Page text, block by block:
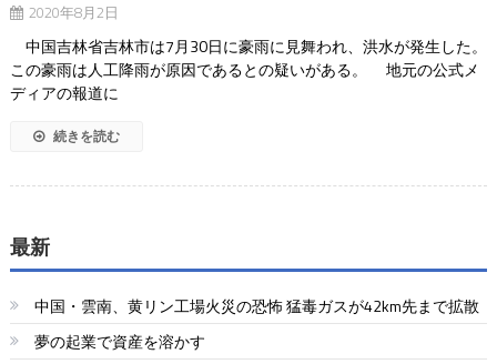
2020年8月2日
中国吉林省吉林市は7月30日に豪雨に見舞われ、洪水が発生した。
この豪雨は人工降雨が原因であるとの疑いがある。 地元の公式メ
ディアの報道に
続きを読む
最新
中国・雲南、黄リン工場火災の恐怖 猛毒ガスが42km先まで拡散
夢の起業で資産を溶かす